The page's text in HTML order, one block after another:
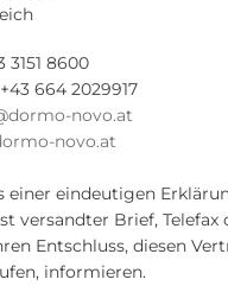
3151 8600
664 2029917
novo.at
novo.at
einer eindeutigen
versandter Brief, Telefax
Entschluss, diesen
informieren.